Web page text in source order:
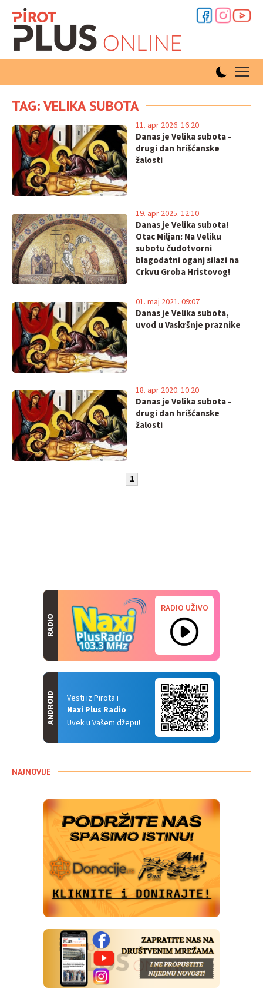
TAG: VELIKA SUBOTA
Danas je Velika subota -
drugi dan hrišćanske
žalosti
11. apr 2026. 16:20
Danas je Velika subota!
Otac Miljan: Na Veliku
subotu čudotvorni
blagodatni oganj silazi na
Crkvu Groba Hristovog!
19. apr 2025. 12:10
Danas je Velika subota,
uvod u Vaskršnje praznike
01. maj 2021. 09:07
Danas je Velika subota -
drugi dan hrišćanske
žalosti
18. apr 2020. 10:20
1
RADIO
RADIO UŽIVO
Vesti iz Pirota i
Naxi Plus Radio
Uvek u Vašem džepu!
ANDROID
NAJNOVIJE